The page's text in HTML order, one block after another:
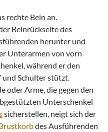
rechte Bein an.
Beinrückseite des
herunter und
Unterarmen von vorn
während er den
Schulter stützt.
oder Arme, die gegen den
Unterschenkel
sicherstellen, neigt sich der
des Ausführenden